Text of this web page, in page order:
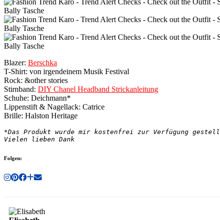
Blazer: Berschka
T-Shirt: von irgendeinem Musik Festival
Rock: &other stories
Stirnband: DIY Chanel Headband Strickanleitung
Schuhe: Deichmann*
Lippenstift & Nagellack: Catrice
Brille: Halston Heritage
*Das Produkt wurde mir kostenfrei zur Verfügung
Vielen lieben Dank
Folgen: